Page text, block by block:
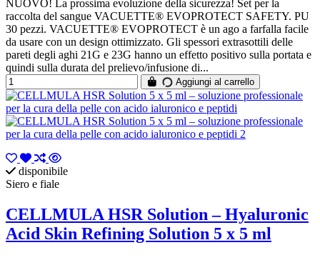
NUOVO! La prossima evoluzione della sicurezza! Set per la
raccolta del sangue VACUETTE® EVOPROTECT SAFETY. PU
30 pezzi. VACUETTE® EVOPROTECT è un ago a farfalla facile
da usare con un design ottimizzato. Gli spessori extrasottili delle
pareti degli aghi 21G e 23G hanno un effetto positivo sulla portata e
quindi sulla durata del prelievo/infusione di...
Aggiungi al carrello
disponibile
Siero e fiale
CELLMULA HSR Solution – Hyaluronic
Acid Skin Refining Solution 5 x 5 ml